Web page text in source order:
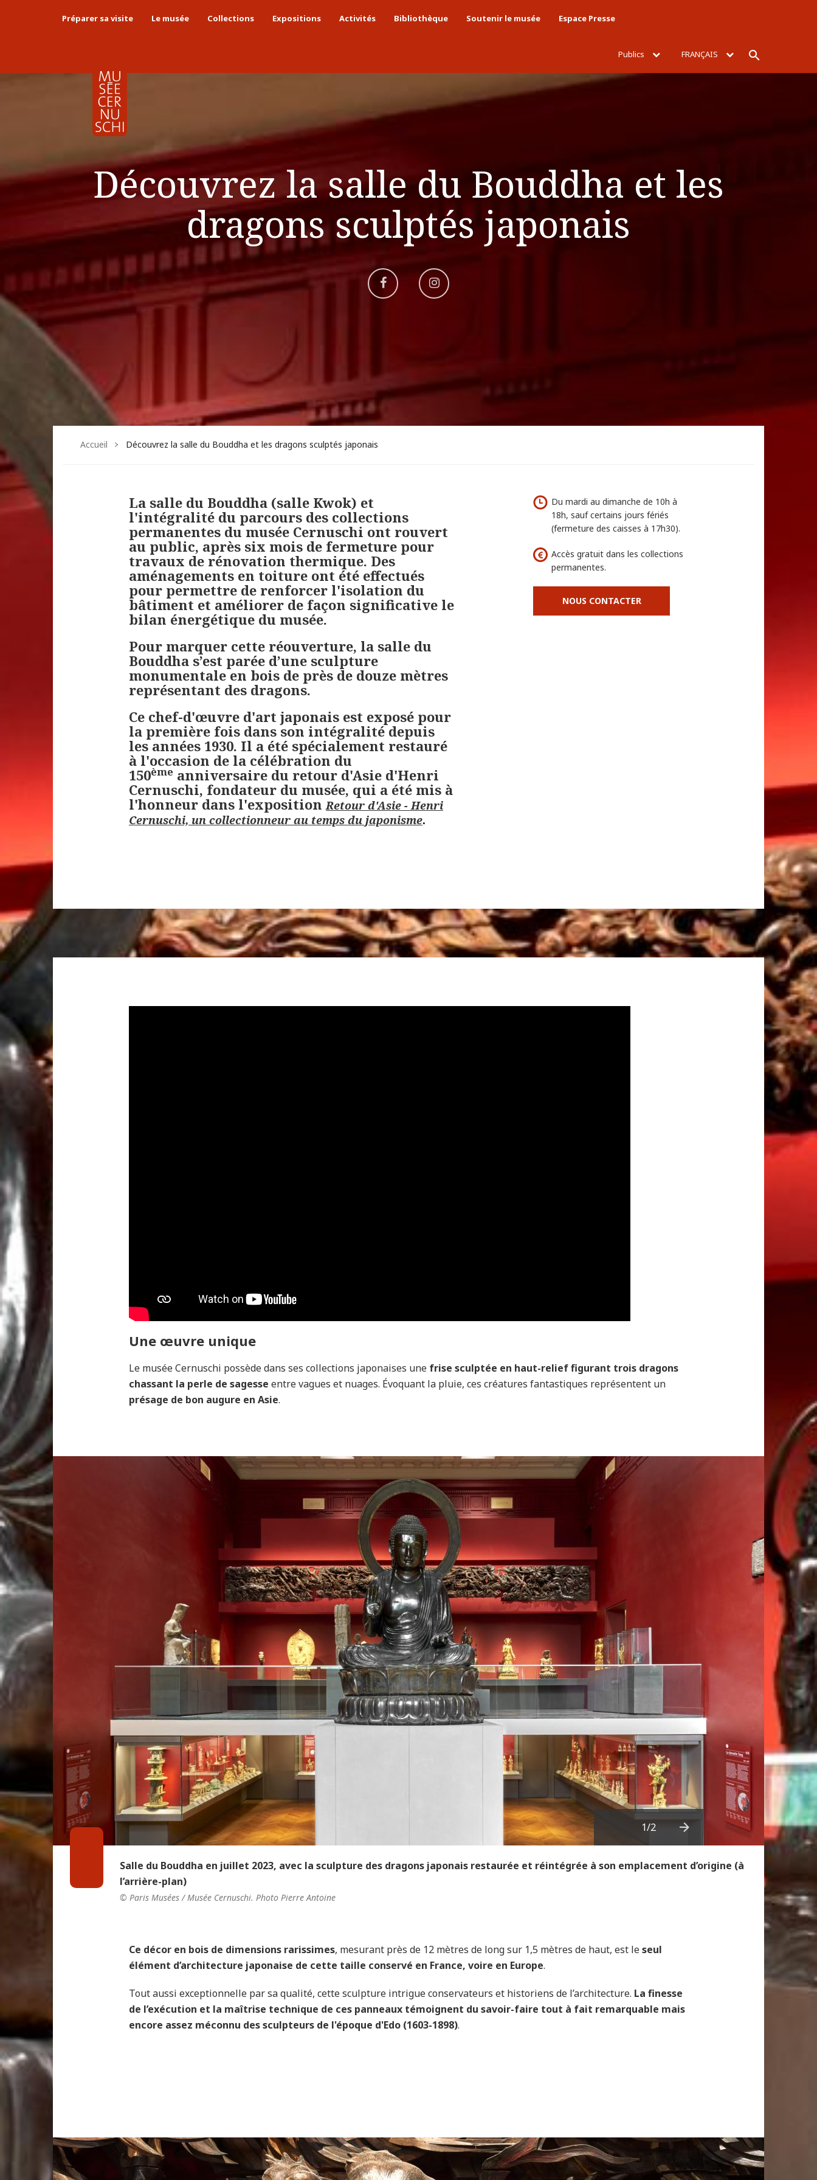
Préparer sa visite Le musée Collections Expositions Activités Bibliothèque Soutenir le musée Espace Presse
Publics FRANÇAIS Rechercher
Découvrez la salle du Bouddha et les
dragons sculptés japonais
Aller
Aller
Accueil Découvrez la salle du Bouddha et les dragons sculptés japonais
La salle du Bouddha (salle Kwok) et
l'intégralité du parcours des collections
permanentes du musée Cernuschi ont rouvert
au public, après six mois de fermeture pour
travaux de rénovation thermique. Des
aménagements en toiture ont été effectués
pour permettre de renforcer l'isolation du
bâtiment et améliorer de façon significative le
bilan énergétique du musée.
Pour marquer cette réouverture, la salle du
Bouddha s’est parée d’une sculpture
monumentale en bois de près de douze mètres
représentant des dragons.
Ce chef-d'œuvre d'art japonais est exposé pour
la première fois dans son intégralité depuis
les années 1930. Il a été spécialement restauré
à l'occasion de la célébration du
150ème anniversaire du retour d'Asie d'Henri
Cernuschi, fondateur du musée, qui a été mis à
l'honneur dans l'expositionRetour d'Asie - Henri
Cernuschi, un collectionneur au temps du japonisme.
Du mardi au dimanche de 10h à
18h, sauf certains jours fériés
(fermeture des caisses à 17h30).
Accès gratuit dans les collections
permanentes.
NOUS CONTACTER
Une œuvre unique
Le musée Cernuschi possède dans ses collections japonaises une frise sculptée en haut-relief figurant trois dragons
chassant la perle de sagesse entre vagues et nuages. Évoquant la pluie, ces créatures fantastiques représentent un
présage de bon augure en Asie.
Salle du Bouddha en juillet 2023, avec la sculpture des dragons japonais restaurée et réintégrée à son emplacement d’origine (à
l’arrière-plan)
© Paris Musées / Musée Cernuschi. Photo Pierre Antoine
1/2
Next
Ce décor en bois de dimensions rarissimes, mesurant près de 12 mètres de long sur 1,5 mètres de haut, est leseul
élément d’architecture japonaise de cette taille conservé en France, voire en Europe.
Tout aussi exceptionnelle par sa qualité, cette sculpture intrigue conservateurs et historiens de l’architecture. La finesse
de l’exécution et la maîtrise technique de ces panneaux témoignent du savoir-faire tout à fait remarquable mais
encore assez méconnu des sculpteurs de l'époque d'Edo (1603-1898).